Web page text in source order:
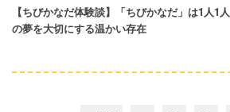
【ちびかなだ体験談】「ちびかなだ」は1人1人
の夢を大切にする温かい存在